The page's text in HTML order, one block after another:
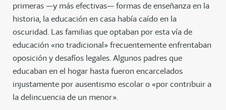
primeras —y más efectivas— formas de enseñanza en la
historia, la educación en casa había caído en la
oscuridad. Las familias que optaban por esta vía de
educación «no tradicional» frecuentemente enfrentaban
oposición y desafíos legales. Algunos padres que
educaban en el hogar hasta fueron encarcelados
injustamente por ausentismo escolar o «por contribuir a
la delincuencia de un menor».